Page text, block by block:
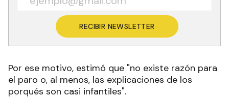
RECIBIR NEWSLETTER
Por ese motivo, estimó que "no existe razón para
el paro o, al menos, las explicaciones de los
porqués son casi infantiles".